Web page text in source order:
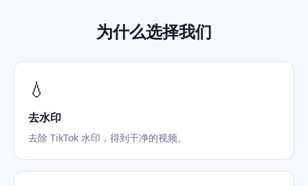
为什么选择我们
💧
去水印
去除 TikTok 水印，得到干净的视频。